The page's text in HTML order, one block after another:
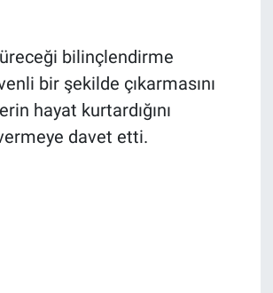
bilinçlendirme
bir şekilde çıkarmasını
hayat kurtardığını
davet etti.